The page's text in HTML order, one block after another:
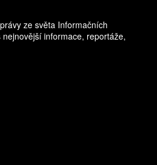
ze světa Informačních
informace, reportáže,